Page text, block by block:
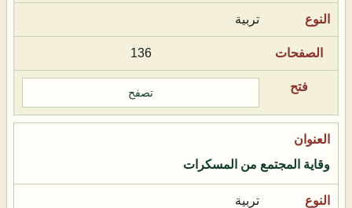
تربية
136
تصفح
وقاية المجتمع من المسكرات
تربية